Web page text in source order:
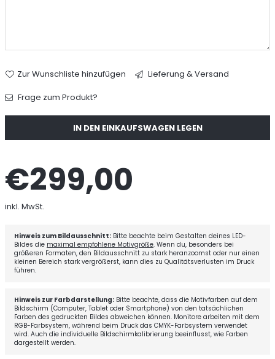
Zur Wunschliste hinzufügen
Lieferung & Versand
Frage zum Produkt?
IN DEN EINKAUFSWAGEN LEGEN
Normaler
€299,00
inkl. MwSt.
Hinweis zum Bildausschnitt: Bitte beachte beim Gestalten deines LED-
Bildes die maximal empfohlene Motivgröße. Wenn du, besonders bei
größeren Formaten, den Bildausschnitt zu stark heranzoomst oder nur einen
kleinen Bereich stark vergrößerst, kann dies zu Qualitätsverlusten im Druck
führen.
Hinweis zur Farbdarstellung: Bitte beachte, dass die Motivfarben auf dem
Bildschirm (Computer, Tablet oder Smartphone) von den tatsächlichen
Farben des gedruckten Bildes abweichen können. Monitore arbeiten mit dem
RGB-Farbsystem, während beim Druck das CMYK-Farbsystem verwendet
wird. Auch die individuelle Bildschirmkalibrierung beeinflusst, wie Farben
dargestellt werden.